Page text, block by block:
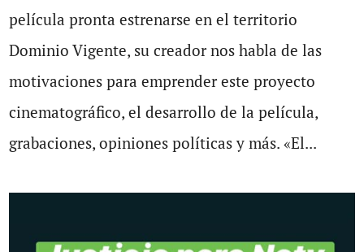
película pronta estrenarse en el territorio
Dominio Vigente, su creador nos habla de las
motivaciones para emprender este proyecto
cinematográfico, el desarrollo de la película,
grabaciones, opiniones políticas y más. «El...